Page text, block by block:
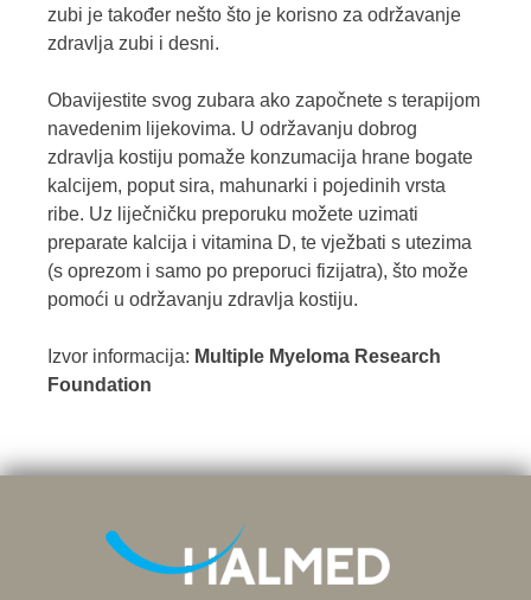
zubi je također nešto što je korisno za održavanje
zdravlja zubi i desni.
Obavijestite svog zubara ako započnete s terapijom
navedenim lijekovima. U održavanju dobrog
zdravlja kostiju pomaže konzumacija hrane bogate
kalcijem, poput sira, mahunarki i pojedinih vrsta
ribe. Uz liječničku preporuku možete uzimati
preparate kalcija i vitamina D, te vježbati s utezima
(s oprezom i samo po preporuci fizijatra), što može
pomoći u održavanju zdravlja kostiju.
Izvor informacija: Multiple Myeloma Research
Foundation